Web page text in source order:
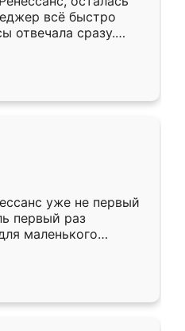
всё быстро
отвечала сразу.
подошёл к
Собрали
аккуратно, даже
уже не первый
первый раз
маленького
,во второй раз
качеству очень
быстрая,